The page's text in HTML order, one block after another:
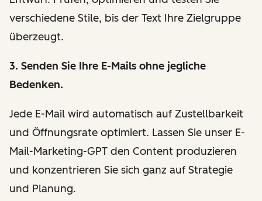
verschiedene Stile, bis der Text Ihre Zielgruppe
überzeugt.
3. Senden Sie Ihre E-Mails ohne jegliche
Bedenken.
Jede E-Mail wird automatisch auf Zustellbarkeit
und Öffnungsrate optimiert. Lassen Sie unser E-
Mail-Marketing-GPT den Content produzieren
und konzentrieren Sie sich ganz auf Strategie
und Planung.